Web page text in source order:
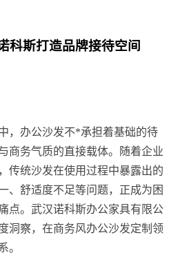
科斯打造品牌接待空间
，办公沙发不*承担着基础的待
商务气质的直接载体。随着企业
传统沙发在使用过程中暴露出的
、舒适度不足等问题，正成为困
点。武汉诺科斯办公家具有限公
洞察，在商务风办公沙发定制领
。